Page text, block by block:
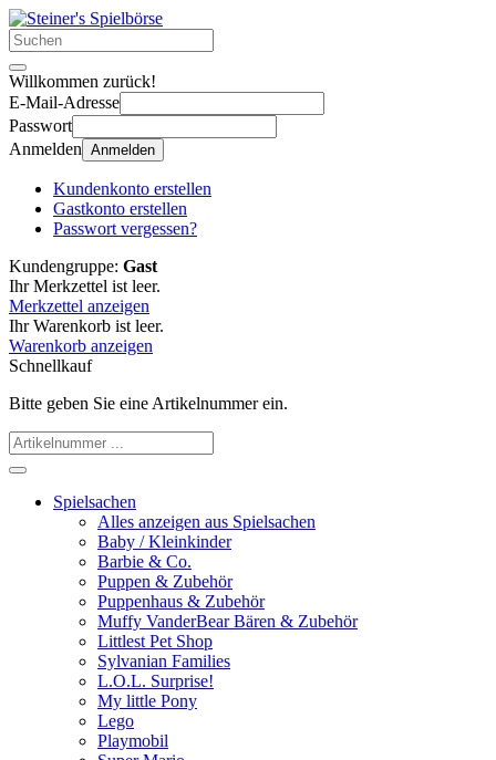
Willkommen zurück!
E-Mail-Adresse
Passwort
Anmelden Anmelden
Kundenkonto erstellen
Gastkonto erstellen
Passwort vergessen?
Kundengruppe: Gast
Ihr Merkzettel ist leer.
Merkzettel anzeigen
Ihr Warenkorb ist leer.
Warenkorb anzeigen
Schnellkauf
Bitte geben Sie eine Artikelnummer ein.
Spielsachen
Alles anzeigen aus Spielsachen
Baby / Kleinkinder
Barbie & Co.
Puppen & Zubehör
Puppenhaus & Zubehör
Muffy VanderBear Bären & Zubehör
Littlest Pet Shop
Sylvanian Families
L.O.L. Surprise!
My little Pony
Lego
Playmobil